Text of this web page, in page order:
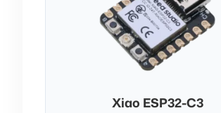
Xiao ESP32-C3